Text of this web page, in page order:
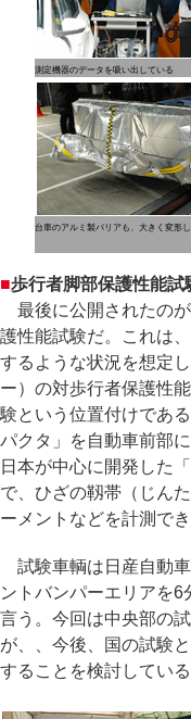
測定機器のデータを吸い出している
台車のアルミ製バリアも、大きく変形
■歩行者脚部保護性能試
最後に公開されたの
護性能試験だ。これは
するような状況を想定
ー）の対歩行者保護性
験という位置付けであ
パクタ」を自動車前部
日本が中心に開発した
で、ひざの靱帯（じん
ーメントなどを計測でき
試験車輌は日産自動
ントバンパーエリアを6
言う。今回は中央部の
が、、今後、国の試験
することを検討している